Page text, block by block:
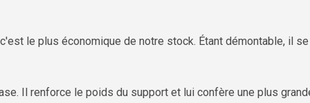
le plus économique de notre stock. Étant démontable, il
Il renforce le poids du support et lui confère une plus